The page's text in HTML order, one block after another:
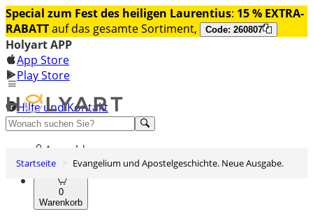
Special zum Fest des heiligen Laurentius: 15 % EXTRA-
RABATTauf das gesamte Sortiment, Code: 260807
Holyart APP
App Store
Play Store
Hilfe und Kontakt
Entdecken Sie Premium
Anmelden
Wunschliste
0
Warenkorb
Startseite Evangelium und Apostelgeschichte. Neue Ausgabe.